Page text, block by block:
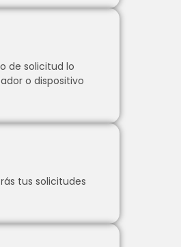
de solicitud lo
o dispositivo
tus solicitudes